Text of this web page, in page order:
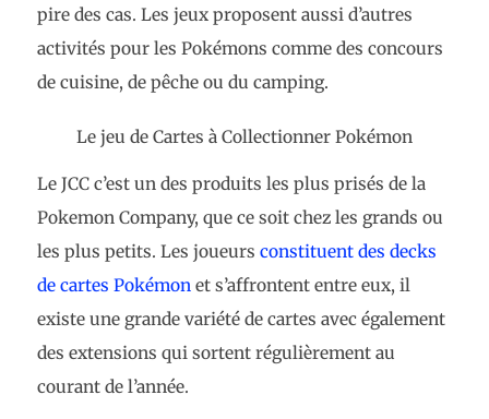
pire des cas. Les jeux proposent aussi d’autres
activités pour les Pokémons comme des concours
de cuisine, de pêche ou du camping.
Le jeu de Cartes à Collectionner Pokémon
Le JCC c’est un des produits les plus prisés de la
Pokemon Company, que ce soit chez les grands ou
les plus petits. Les joueurs constituent des decks
de cartes Pokémonet s’affrontent entre eux, il
existe une grande variété de cartes avec également
des extensions qui sortent régulièrement au
courant de l’année.